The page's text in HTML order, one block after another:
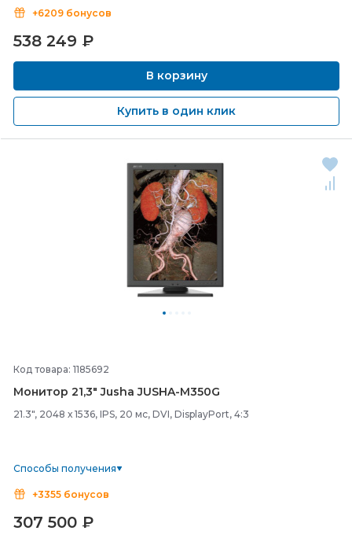
+6209 бонусов
538 249 ₽
В корзину
Купить в один клик
Код товара: 1185692
Монитор 21,3" Jusha JUSHA-M350G
21.3", 2048 х 1536, IPS, 20 мс, DVI, DisplayPort, 4:3
Способы получения
+3355 бонусов
307 500 ₽